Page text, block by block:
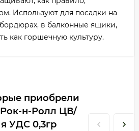
Используют для посадки на
бордюрах, в балконные ящики,
как горшечную культуру.
приобрели
н-Ролл ЦВ/
УДС 0,3гр